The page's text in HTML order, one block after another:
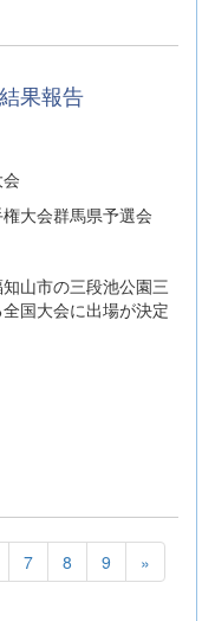
果報告
大会群馬県予選会
山市の三段池公園三
国大会に出場が決定
7 8 9 »